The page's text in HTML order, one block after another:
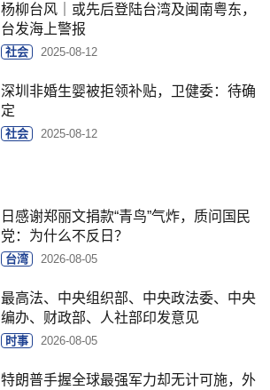
杨柳台风｜或先后登陆台湾及闽南粤东，
台发海上警报
社会 2025-08-12
深圳非婚生婴被拒领补贴，卫健委：待确
定
社会 2025-08-12
日感谢郑丽文捐款“青鸟”气炸，质问国民
党：为什么不反日？
台湾 2026-08-05
最高法、中央组织部、中央政法委、中央
编办、财政部、人社部印发意见
时事 2026-08-05
特朗普手握全球最强军力却无计可施，外